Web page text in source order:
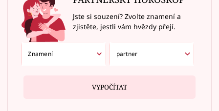
Jste si souzení? Zvolte znamení a
zjistěte, jestli vám hvězdy přejí.
VYPOČÍTAT